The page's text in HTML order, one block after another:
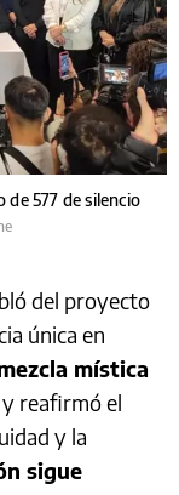
de 577 de silencio
del proyecto
única en
mística
y reafirmó el
y la
sigue